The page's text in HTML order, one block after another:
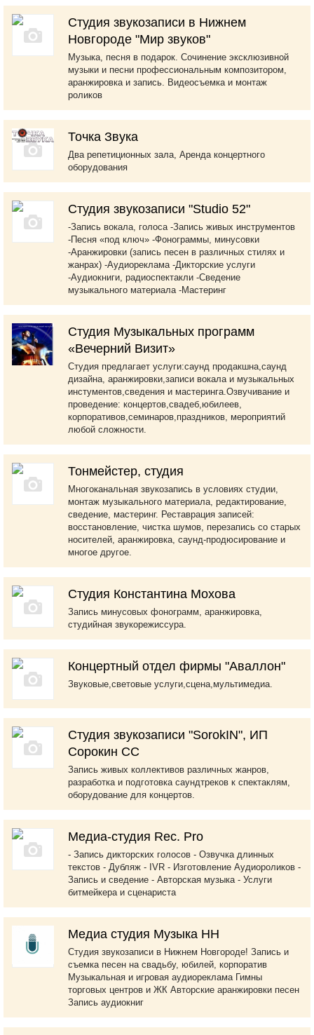
Студия звукозаписи в Нижнем
Новгороде "Мир звуков"
Музыка, песня в подарок. Сочинение эксклюзивной
музыки и песни профессиональным композитором,
аранжировка и запись. Видеосъемка и монтаж
роликов
Точка Звука
Два репетиционных зала, Аренда концертного
оборудования
Студия звукозаписи "Studio 52"
-Запись вокала, голоса -Запись живых инструментов
-Песня «под ключ» -Фонограммы, минусовки
-Аранжировки (запись песен в различных стилях и
жанрах) -Аудиореклама -Дикторские услуги
-Аудиокниги, радиоспектакли -Сведение
музыкального материала -Мастеринг
Студия Музыкальных программ
«Вечерний Визит»
Студия предлагает услуги:саунд продакшна,саунд
дизайна, аранжировки,записи вокала и музыкальных
инстументов,сведения и мастеринга.Озвучивание и
проведение: концертов,свадеб,юбилеев,
корпоративов,семинаров,праздников, мероприятий
любой сложности.
Тонмейстер, студия
Многоканальная звукозапись в условиях студии,
монтаж музыкального материала, редактирование,
сведение, мастеринг. Реставрация записей:
восстановление, чистка шумов, перезапись со старых
носителей, аранжировка, саунд-продюсирование и
многое другое.
Студия Константина Мохова
Запись минусовых фонограмм, аранжировка,
студийная звукорежиссура.
Концертный отдел фирмы "Аваллон"
Звуковые,световые услуги,сцена,мультимедиа.
Студия звукозаписи "SorokIN", ИП
Сорокин СС
Запись живых коллективов различных жанров,
разработка и подготовка саундтреков к спектаклям,
оборудование для концертов.
Медиа-студия Rec. Pro
- Запись дикторских голосов - Озвучка длинных
текстов - Дубляж - IVR - Изготовление Аудиороликов -
Запись и сведение - Авторская музыка - Услуги
битмейкера и сценариста
Медиа студия Музыка НН
Студия звукозаписи в Нижнем Новгороде! Запись и
съемка песен на свадьбу, юбилей, корпоратив
Музыкальная и игровая аудиореклама Гимны
торговых центров и ЖК Авторские аранжировки песен
Запись аудиокниг